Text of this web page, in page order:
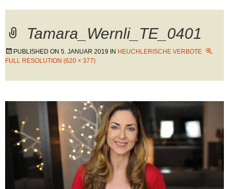
Tamara_Wernli_TE_0401
PUBLISHED ON 5. JANUAR 2019 IN HEUCHLERISCHE VERBOTE
FULL RESOLUTION (620 × 377)